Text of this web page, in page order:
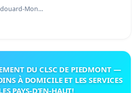
Mon…
DU CLSC DE PIEDMONT —
À DOMICILE ET LES SERVICES
PAYS-D’EN-HAUT!